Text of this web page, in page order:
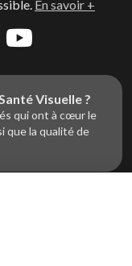
En savoir +
Visuelle ?
qui ont à cœur le
que la qualité de
de la vue et
?
d’achats et